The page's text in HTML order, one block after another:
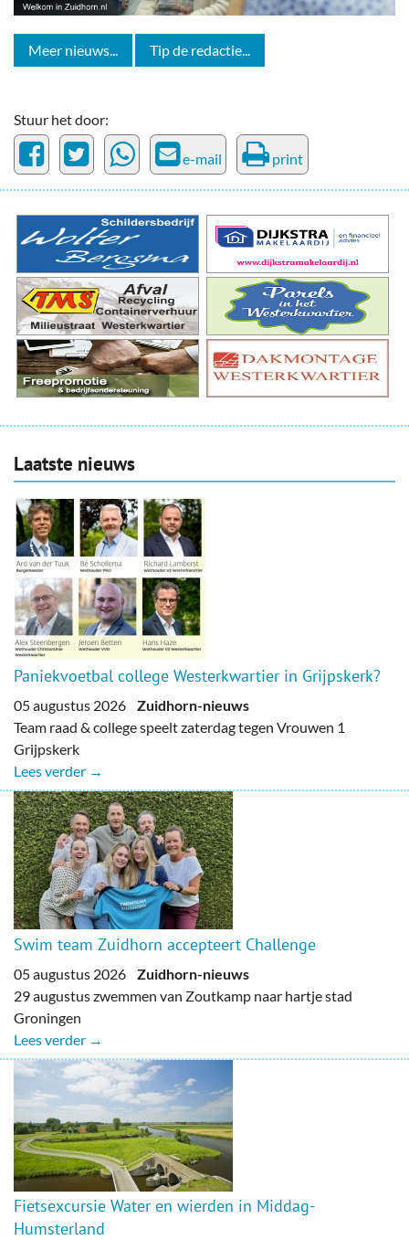
Meer nieuws... Tip de redactie...
Stuur het door:
e-mail print
Laatste nieuws
Paniekvoetbal college Westerkwartier in Grijpskerk?
05 augustus 2026 Zuidhorn-nieuws
Team raad & college speelt zaterdag tegen Vrouwen 1
Grijpskerk
Lees verder →
Swim team Zuidhorn accepteert Challenge
05 augustus 2026 Zuidhorn-nieuws
29 augustus zwemmen van Zoutkamp naar hartje stad
Groningen
Lees verder →
Fietsexcursie Water en wierden in Middag-
Humsterland